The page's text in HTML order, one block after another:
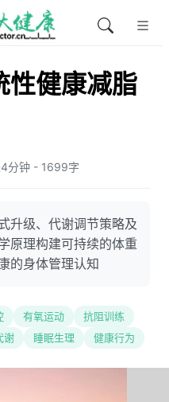
性健康减脂
分钟 - 1699字
升级、代谢调节策略及
原理构建可持续的体重
的身体管理认知
有氧运动
抗阻训练
谢 睡眠生理 健康行为